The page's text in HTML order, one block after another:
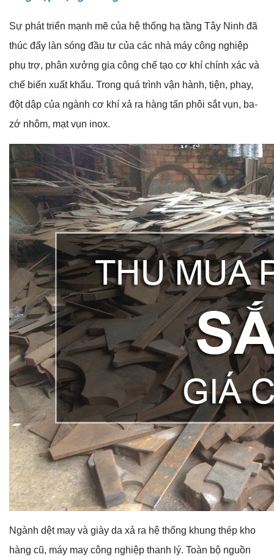
Sự phát triển mạnh mẽ của hệ thống hạ tầng Tây Ninh đã
thúc đẩy làn sóng đầu tư của các nhà máy công nghiệp
phụ trợ, phân xưởng gia công chế tạo cơ khí chính xác và
chế biến xuất khẩu. Trong quá trình vận hành, tiện, phay,
đột dập của ngành cơ khí xả ra hàng tấn phôi sắt vụn, ba-
zớ nhôm, mạt vụn inox.
Ngành dệt may và giày da xả ra hệ thống khung thép kho
hàng cũ, máy may công nghiệp thanh lý. Toàn bộ nguồn